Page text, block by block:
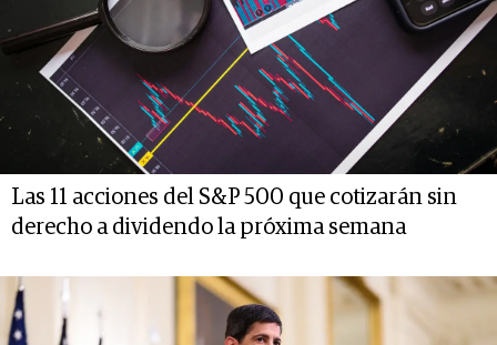
Las 11 acciones del S&P 500 que cotizarán sin
derecho a dividendo la próxima semana